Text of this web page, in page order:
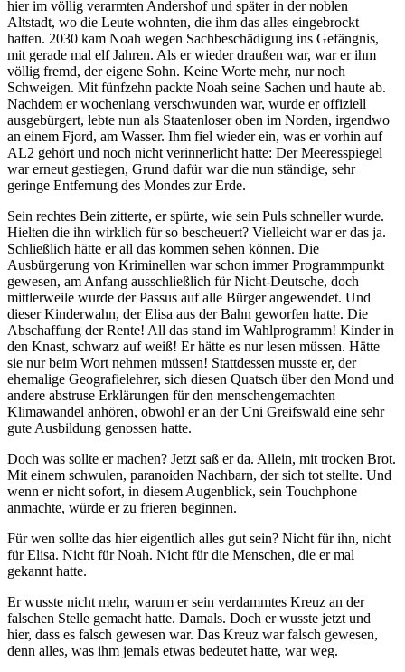
hier im völlig verarmten Andershof und später in der noblen
Altstadt, wo die Leute wohnten, die ihm das alles eingebrockt
hatten. 2030 kam Noah wegen Sachbeschädigung ins Gefängnis,
mit gerade mal elf Jahren. Als er wieder draußen war, war er ihm
völlig fremd, der eigene Sohn. Keine Worte mehr, nur noch
Schweigen. Mit fünfzehn packte Noah seine Sachen und haute ab.
Nachdem er wochenlang verschwunden war, wurde er offiziell
ausgebürgert, lebte nun als Staatenloser oben im Norden, irgendwo
an einem Fjord, am Wasser. Ihm fiel wieder ein, was er vorhin auf
AL2 gehört und noch nicht verinnerlicht hatte: Der Meeresspiegel
war erneut gestiegen, Grund dafür war die nun ständige, sehr
geringe Entfernung des Mondes zur Erde.
Sein rechtes Bein zitterte, er spürte, wie sein Puls schneller wurde.
Hielten die ihn wirklich für so bescheuert? Vielleicht war er das ja.
Schließlich hätte er all das kommen sehen können. Die
Ausbürgerung von Kriminellen war schon immer Programmpunkt
gewesen, am Anfang ausschließlich für Nicht-Deutsche, doch
mittlerweile wurde der Passus auf alle Bürger angewendet. Und
dieser Kinderwahn, der Elisa aus der Bahn geworfen hatte. Die
Abschaffung der Rente! All das stand im Wahlprogramm! Kinder in
den Knast, schwarz auf weiß! Er hätte es nur lesen müssen. Hätte
sie nur beim Wort nehmen müssen! Stattdessen musste er, der
ehemalige Geografielehrer, sich diesen Quatsch über den Mond und
andere abstruse Erklärungen für den menschengemachten
Klimawandel anhören, obwohl er an der Uni Greifswald eine sehr
gute Ausbildung genossen hatte.
Doch was sollte er machen? Jetzt saß er da. Allein, mit trocken Brot.
Mit einem schwulen, paranoiden Nachbarn, der sich tot stellte. Und
wenn er nicht sofort, in diesem Augenblick, sein Touchphone
anmachte, würde er zu frieren beginnen.
Für wen sollte das hier eigentlich alles gut sein? Nicht für ihn, nicht
für Elisa. Nicht für Noah. Nicht für die Menschen, die er mal
gekannt hatte.
Er wusste nicht mehr, warum er sein verdammtes Kreuz an der
falschen Stelle gemacht hatte. Damals. Doch er wusste jetzt und
hier, dass es falsch gewesen war. Das Kreuz war falsch gewesen,
denn alles, was ihm jemals etwas bedeutet hatte, war weg.